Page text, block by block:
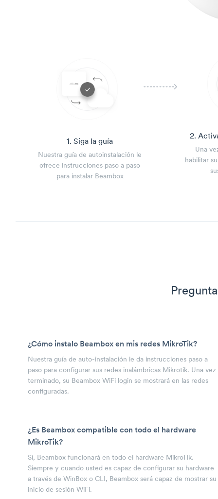
1. Siga la guía
Nuestra guía de autoinstalación le
ofrece instrucciones paso a paso
para instalar Beambox
2.
Una
habilitar
¿Cómo instalo Beambox en mis redes MikroTik?
Nuestra guía de auto-instalación le da instrucciones paso a
paso para configurar sus redes inalámbricas Mikrotik. Una vez
terminado, su Beambox WiFi login se mostrará en las redes
configuradas.
¿Es Beambox compatible con todo el hardware
MikroTik?
Sí, Beambox funcionará en todo el hardware MikroTik.
Siempre y cuando usted es capaz de configurar su hardware
a través de WinBox o CLI, Beambox será capaz de mostrar su
inicio de sesión WiFi.